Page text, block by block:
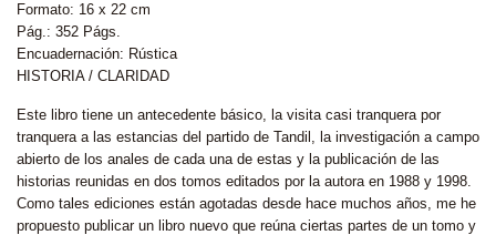
Formato: 16 x 22 cm
Pág.: 352 Págs.
Encuadernación: Rústica
HISTORIA / CLARIDAD
Este libro tiene un antecedente básico, la visita casi tranquera por
tranquera a las estancias del partido de Tandil, la investigación a campo
abierto de los anales de cada una de estas y la publicación de las
historias reunidas en dos tomos editados por la autora en 1988 y 1998.
Como tales ediciones están agotadas desde hace muchos años, me he
propuesto publicar un libro nuevo que reúna ciertas partes de un tomo y